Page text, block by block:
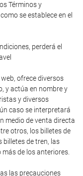
Términos y
se establece en el
perderá el
ofrece diversos
y actúa en nombre y
y diversos
caso se interpretará
medio de venta directa
otros, los billetes de
billetes de tren, las
de los anteriores.
las precauciones